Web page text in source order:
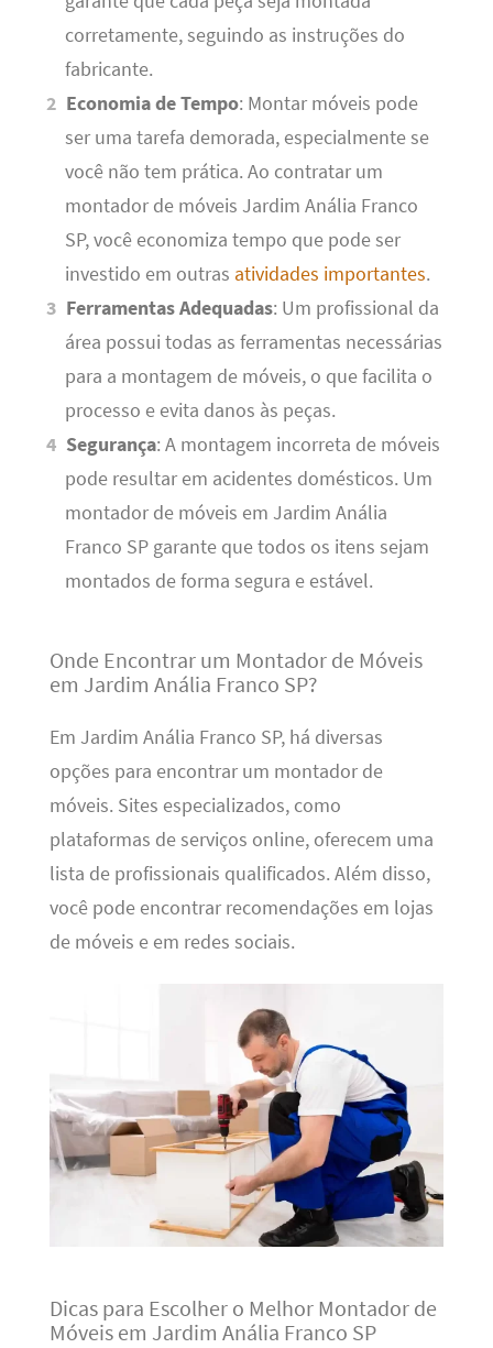
corretamente, seguindo as instruções do
fabricante.
Economia de Tempo: Montar móveis pode
ser uma tarefa demorada, especialmente se
você não tem prática. Ao contratar um
montador de móveis Jardim Anália Franco
SP, você economiza tempo que pode ser
investido em outras atividades importantes.
Ferramentas Adequadas: Um profissional da
área possui todas as ferramentas necessárias
para a montagem de móveis, o que facilita o
processo e evita danos às peças.
Segurança: A montagem incorreta de móveis
pode resultar em acidentes domésticos. Um
montador de móveis em Jardim Anália
Franco SP garante que todos os itens sejam
montados de forma segura e estável.
Onde Encontrar um Montador de Móveis
em Jardim Anália Franco SP?
Em Jardim Anália Franco SP, há diversas
opções para encontrar um montador de
móveis. Sites especializados, como
plataformas de serviços online, oferecem uma
lista de profissionais qualificados. Além disso,
você pode encontrar recomendações em lojas
de móveis e em redes sociais.
Dicas para Escolher o Melhor Montador de
Móveis em Jardim Anália Franco SP